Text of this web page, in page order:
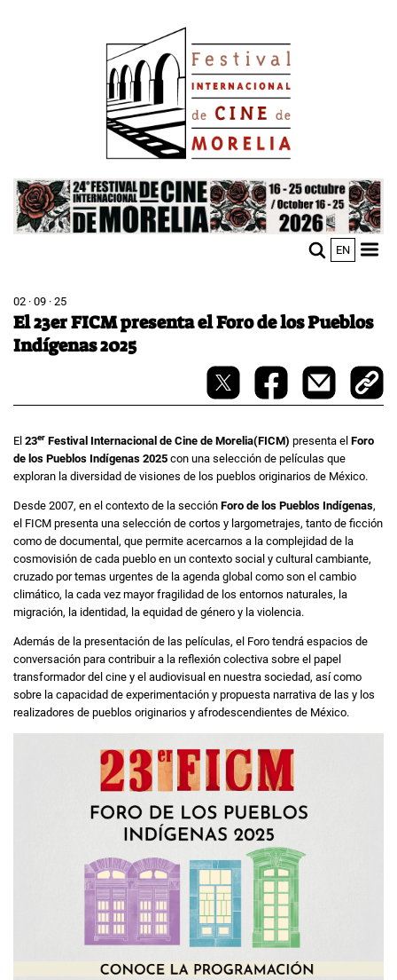
Image
EN
02 · 09 · 25
El 23er FICM presenta el Foro de los Pueblos
Indígenas 2025
El 23er Festival Internacional de Cine de Morelia(FICM) presenta el Foro
de los Pueblos Indígenas 2025 con una selección de películas que
exploran la diversidad de visiones de los pueblos originarios de México.
Desde 2007, en el contexto de la sección Foro de los Pueblos Indígenas,
el FICM presenta una selección de cortos y largometrajes, tanto de ficción
como de documental, que permite acercarnos a la complejidad de la
cosmovisión de cada pueblo en un contexto social y cultural cambiante,
cruzado por temas urgentes de la agenda global como son el cambio
climático, la cada vez mayor fragilidad de los entornos naturales, la
migración, la identidad, la equidad de género y la violencia.
Además de la presentación de las películas, el Foro tendrá espacios de
conversación para contribuir a la reflexión colectiva sobre el papel
transformador del cine y el audiovisual en nuestra sociedad, así como
sobre la capacidad de experimentación y propuesta narrativa de las y los
realizadores de pueblos originarios y afrodescendientes de México.